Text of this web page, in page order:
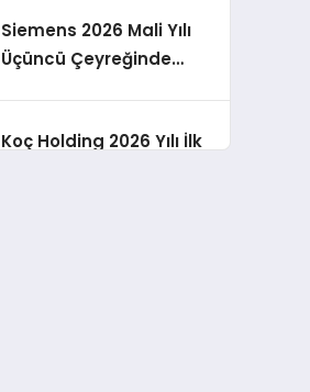
Siemens 2026 Mali Yılı
Üçüncü Çeyreğinde
Beklentisi
Koç Holding 2026 Yılı İlk